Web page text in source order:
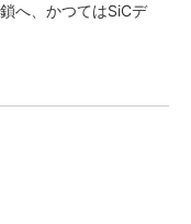
へ、かつてはSiCデ